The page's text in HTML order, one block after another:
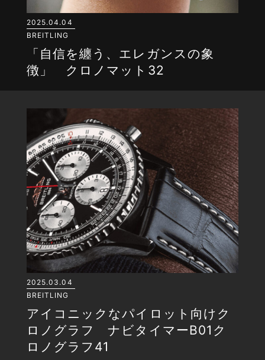
2025.04.04
BREITLING
「自信を纏う、エレガンスの象
徴」 クロノマット32
2025.03.04
BREITLING
アイコニックなパイロット向けク
ロノグラフ ナビタイマーB01ク
ロノグラフ41